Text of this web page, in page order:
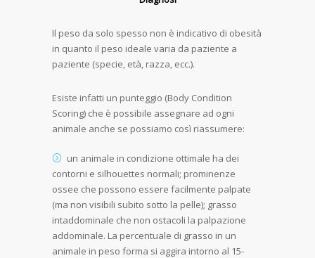
Il peso da solo spesso non è indicativo di obesità
in quanto il peso ideale varia da paziente a
paziente (specie, età, razza, ecc.).
Esiste infatti un punteggio (Body Condition
Scoring) che è possibile assegnare ad ogni
animale anche se possiamo così riassumere:
un animale in condizione ottimale ha dei
contorni e silhouettes normali; prominenze
ossee che possono essere facilmente palpate
(ma non visibili subito sotto la pelle); grasso
intaddominale che non ostacoli la palpazione
addominale. La percentuale di grasso in un
animale in peso forma si aggira intorno al 15-